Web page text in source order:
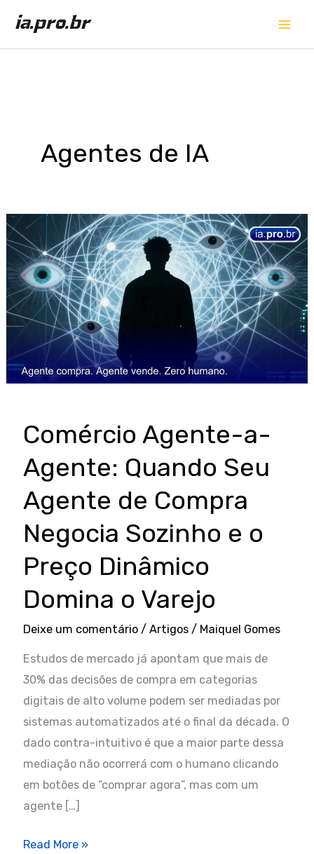
para
o
Agentes de IA
Comércio Agente-a-
Agente: Quando Seu
Agente de Compra
Negocia Sozinho e o
Preço Dinâmico
Domina o Varejo
Deixe um comentário /Artigos / Maiquel Gomes
Estudos de mercado já apontam que mais de
30% das decisões de compra em categorias
digitais de alto volume podem ser mediadas por
sistemas automatizados até o final da década. O
dado contra-intuitivo é que a maior parte dessa
mediação não ocorrerá com o humano clicando
em botões de “comprar agora”, mas com um
agente […]
Comércio
Read More »